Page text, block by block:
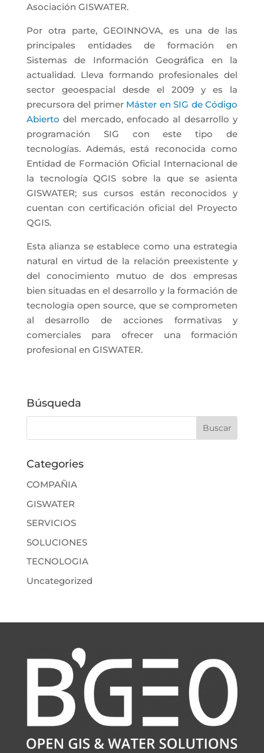
Asociación GISWATER.
Por otra parte,GEOINNOVA, es una de las
principales entidades de formación en
Sistemas de Información Geográfica en la
actualidad. Lleva formando profesionales del
sector geoespacial desde el 2009y es la
precursora del primer Máster en SIG de Código
Abierto del mercado, enfocado al desarrollo y
programación SIG con este tipo de
tecnologías. Además, está reconocida como
Entidad de Formación Oficial Internacional de
la tecnología QGISsobre la que se asienta
GISWATER; sus cursos están reconocidos y
cuentan con certificación oficial del Proyecto
QGIS.
Esta alianza se establece como una estrategia
natural en virtud de la relación preexistente y
del conocimiento mutuo dedos empresas
bien situadas en el desarrollo y la formación de
tecnología open source, que se comprometen
al desarrollo de acciones formativas y
comerciales para ofrecer una formación
profesional en GISWATER.
Búsqueda
Categories
COMPAÑIA
GISWATER
SERVICIOS
SOLUCIONES
TECNOLOGIA
Uncategorized